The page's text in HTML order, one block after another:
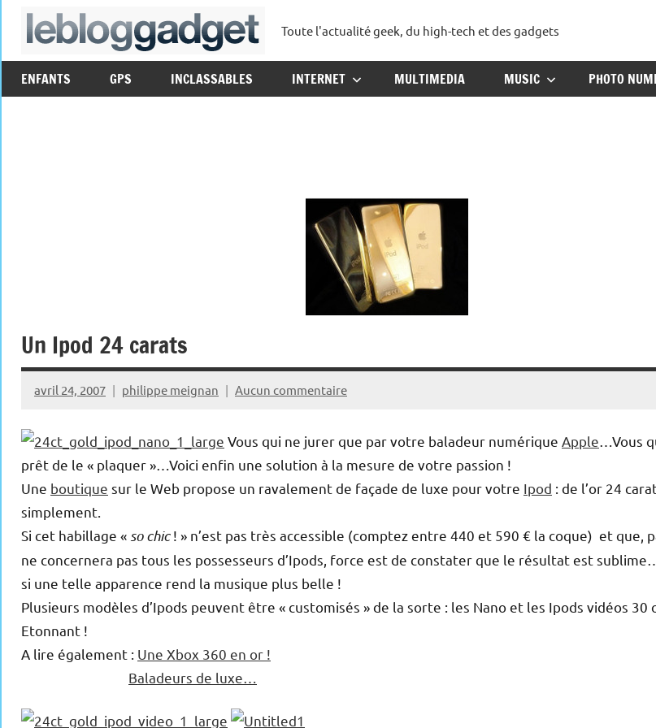
Aller
lebloggadget
Toute l'actualité geek, du high-tech et des gadgets
ENFANTS GPS INCLASSABLES INTERNET MULTIMEDIA MUSIC PHOTO
Un Ipod 24 carats
avril 24, 2007 philippe meignan Aucun commentaire
Vous qui ne jurer que par votre baladeur numérique Apple …Vous
prêt de le « plaquer »…Voici enfin une solution à la mesure de votre passion !
Une boutique sur le Web propose un ravalement de façade de luxe pour votre Ipod : de l’or 24
simplement.
Si cet habillage « so chic! » n’est pas très accessible (comptez entre 440 et 590 € la coque) et que,
ne concernera pas tous les possesseurs d’Ipods, force est de constater que le résultat est
si une telle apparence rend la musique plus belle !
Plusieurs modèles d’Ipods peuvent être « customisés » de la sorte : les Nano et les Ipods vidéos 30
Etonnant !
A lire également : Une Xbox 360 en or !
Baladeurs de luxe…